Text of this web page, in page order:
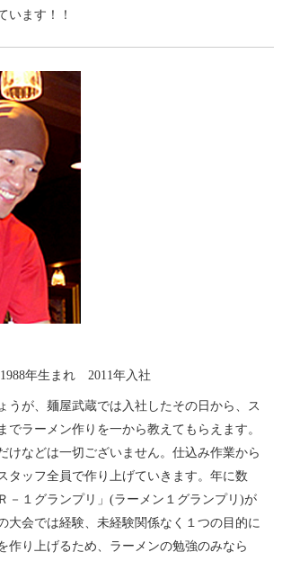
います！！
年生まれ 2011年入社
うが、麺屋武蔵では入社したその日から、ス
でラーメン作りを一から教えてもらえます。
けなどは一切ございません。仕込み作業から
タッフ全員で作り上げていきます。年に数
－１グランプリ」(ラーメン１グランプリ)が
大会では経験、未経験関係なく１つの目的に
作り上げるため、ラーメンの勉強のみなら